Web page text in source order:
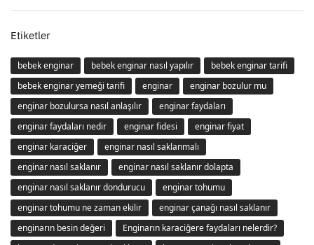
Etiketler
bebek enginar bebek enginar nasıl yapılır
bebek enginar tarifi
bebek enginar yemeği tarifi
enginar
enginar bozulur mu
enginar bozulursa nasıl anlaşılır
enginar faydaları
enginar faydaları nedir
enginar fidesi
enginar fiyat
enginar karaciğer
enginar nasıl saklanmalı
enginar nasıl saklanır
enginar nasıl saklanır dolapta
enginar nasıl saklanır dondurucu
enginar tohumu
enginar tohumu ne zaman ekilir
enginar çanağı nasıl saklanır
enginarın besin değeri
Enginarın karaciğere faydaları nelerdir?